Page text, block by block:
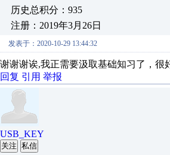
历史总积分：935
注册：2019年3月26日
发表于：2020-10-29 13:44:32
谢谢谢诶,我正需要汲取基础知习了，很
回复 引用 举报
USB_KEY
关注 私信